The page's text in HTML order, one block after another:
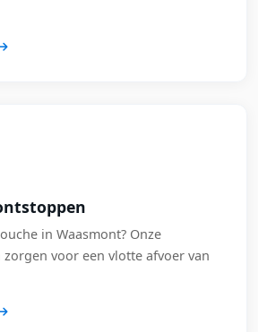
in Waasmont? Onze
zorgen voor een vlotte afvoer van